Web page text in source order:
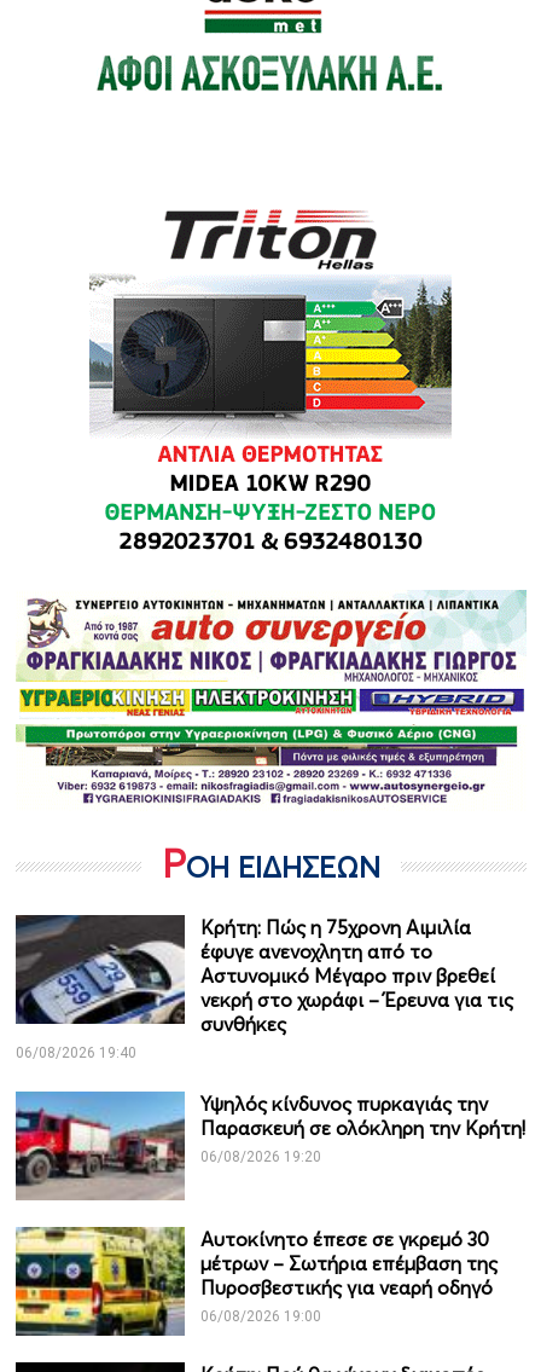
ΡΟΗ ΕΙΔΗΣΕΩΝ
Κρήτη: Πώς η 75χρονη Αιμιλία
έφυγε ανενοχλητη από το
Αστυνομικό Μέγαρο πριν βρεθεί
νεκρή στο χωράφι – Έρευνα για τις
συνθήκες
06/08/2026 19:40
Υψηλός κίνδυνος πυρκαγιάς την
Παρασκευή σε ολόκληρη την Κρήτη!
06/08/2026 19:20
Αυτοκίνητο έπεσε σε γκρεμό 30
μέτρων – Σωτήρια επέμβαση της
Πυροσβεστικής για νεαρή οδηγό
06/08/2026 19:00